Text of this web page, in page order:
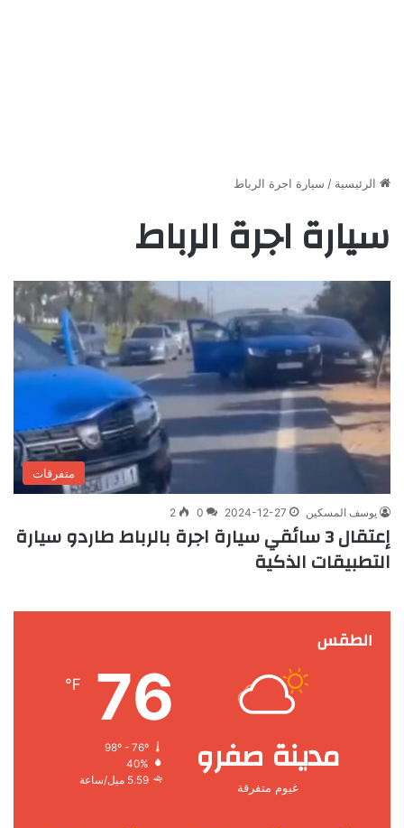
الرئيسية / سيارة اجرة الرباط
سيارة اجرة الرباط
متفرقات
يوسف المسكين 2024-12-27
0
2
إعتقال 3 سائقي سيارة اجرة بالرباط طاردو سيارة
التطبيقات الذكية
الطقس
مدينة صفرو
غيوم متفرقة
76
℉
98º - 76º
40%
5.59 ميل/ساعة